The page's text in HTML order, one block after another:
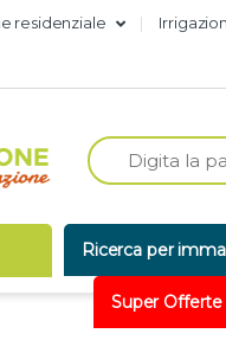
residenziale
Ricerca per
Super Offerte